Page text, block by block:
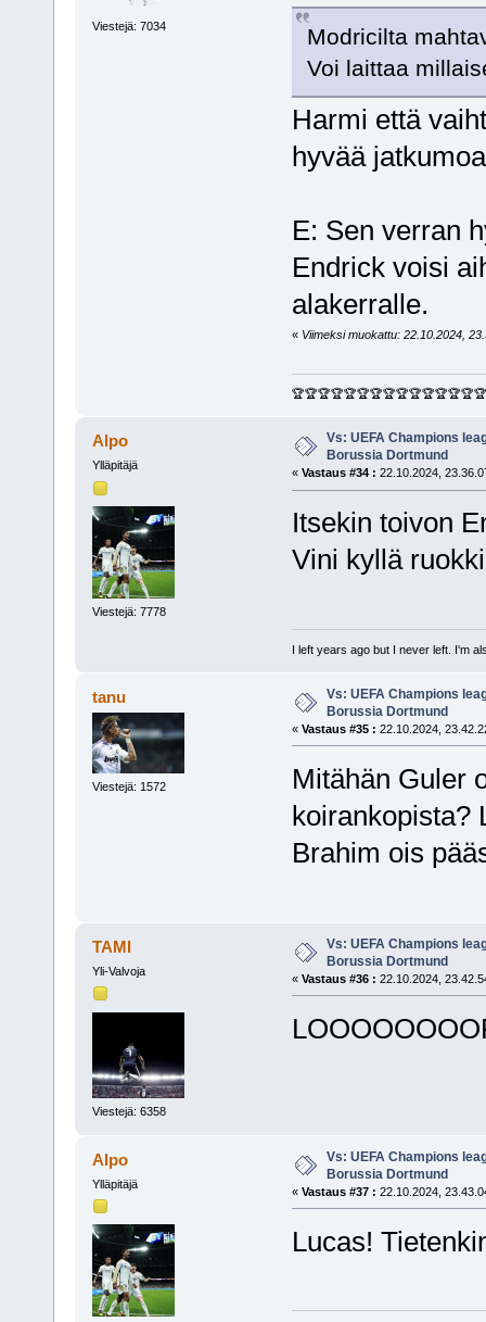
Viestejä: 7034
Modricilta
Voi laittaa
Harmi että
hyvää
E: Sen verran
Endrick voisi
alakerralle.
« Viimeksi muokattu: 22.10.2024,
🏆🏆🏆🏆🏆🏆🏆🏆🏆🏆🏆🏆🏆🏆🏆
Alpo
Ylläpitäjä
Viestejä: 7778
Vs: UEFA Champions
Borussia Dortmund
« Vastaus #34 : 22.10.2024,
Itsekin toivon
Vini kyllä
I left years ago but I never left. I'm
tanu
Viestejä: 1572
Vs: UEFA Champions
Borussia Dortmund
« Vastaus #35 : 22.10.2024,
Mitähän Guler
koirankopista?
Brahim ois
TAMI
Yli-Valvoja
Viestejä: 6358
Vs: UEFA Champions
Borussia Dortmund
« Vastaus #36 : 22.10.2024,
Alpo
Ylläpitäjä
Vs: UEFA Champions
Borussia Dortmund
« Vastaus #37 : 22.10.2024,
Lucas!